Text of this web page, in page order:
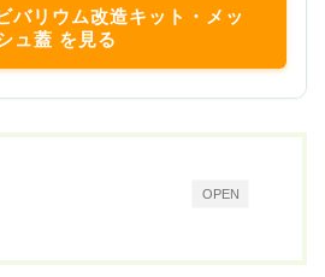
バリウム改造キット・メッ
ュ蓋 を見る
OPEN